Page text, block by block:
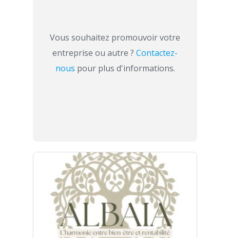
Vous souhaitez promouvoir votre
entreprise ou autre ? Contactez-
nous pour plus d'informations.